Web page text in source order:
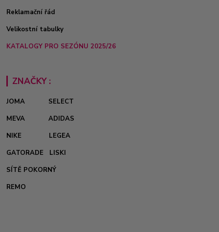
Reklamační řád
Velikostní tabulky
KATALOGY PRO SEZÓNU 2025/26
ZNAČKY :
JOMA
SELECT
MEVA
ADIDAS
NIKE
LEGEA
GATORADE
LISKI
SÍTĚ POKORNÝ
REMO